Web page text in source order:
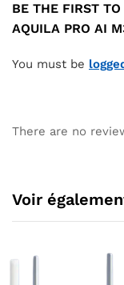
BE THE FIRST
AQUILA PRO AI
You must be
There are no
Voir